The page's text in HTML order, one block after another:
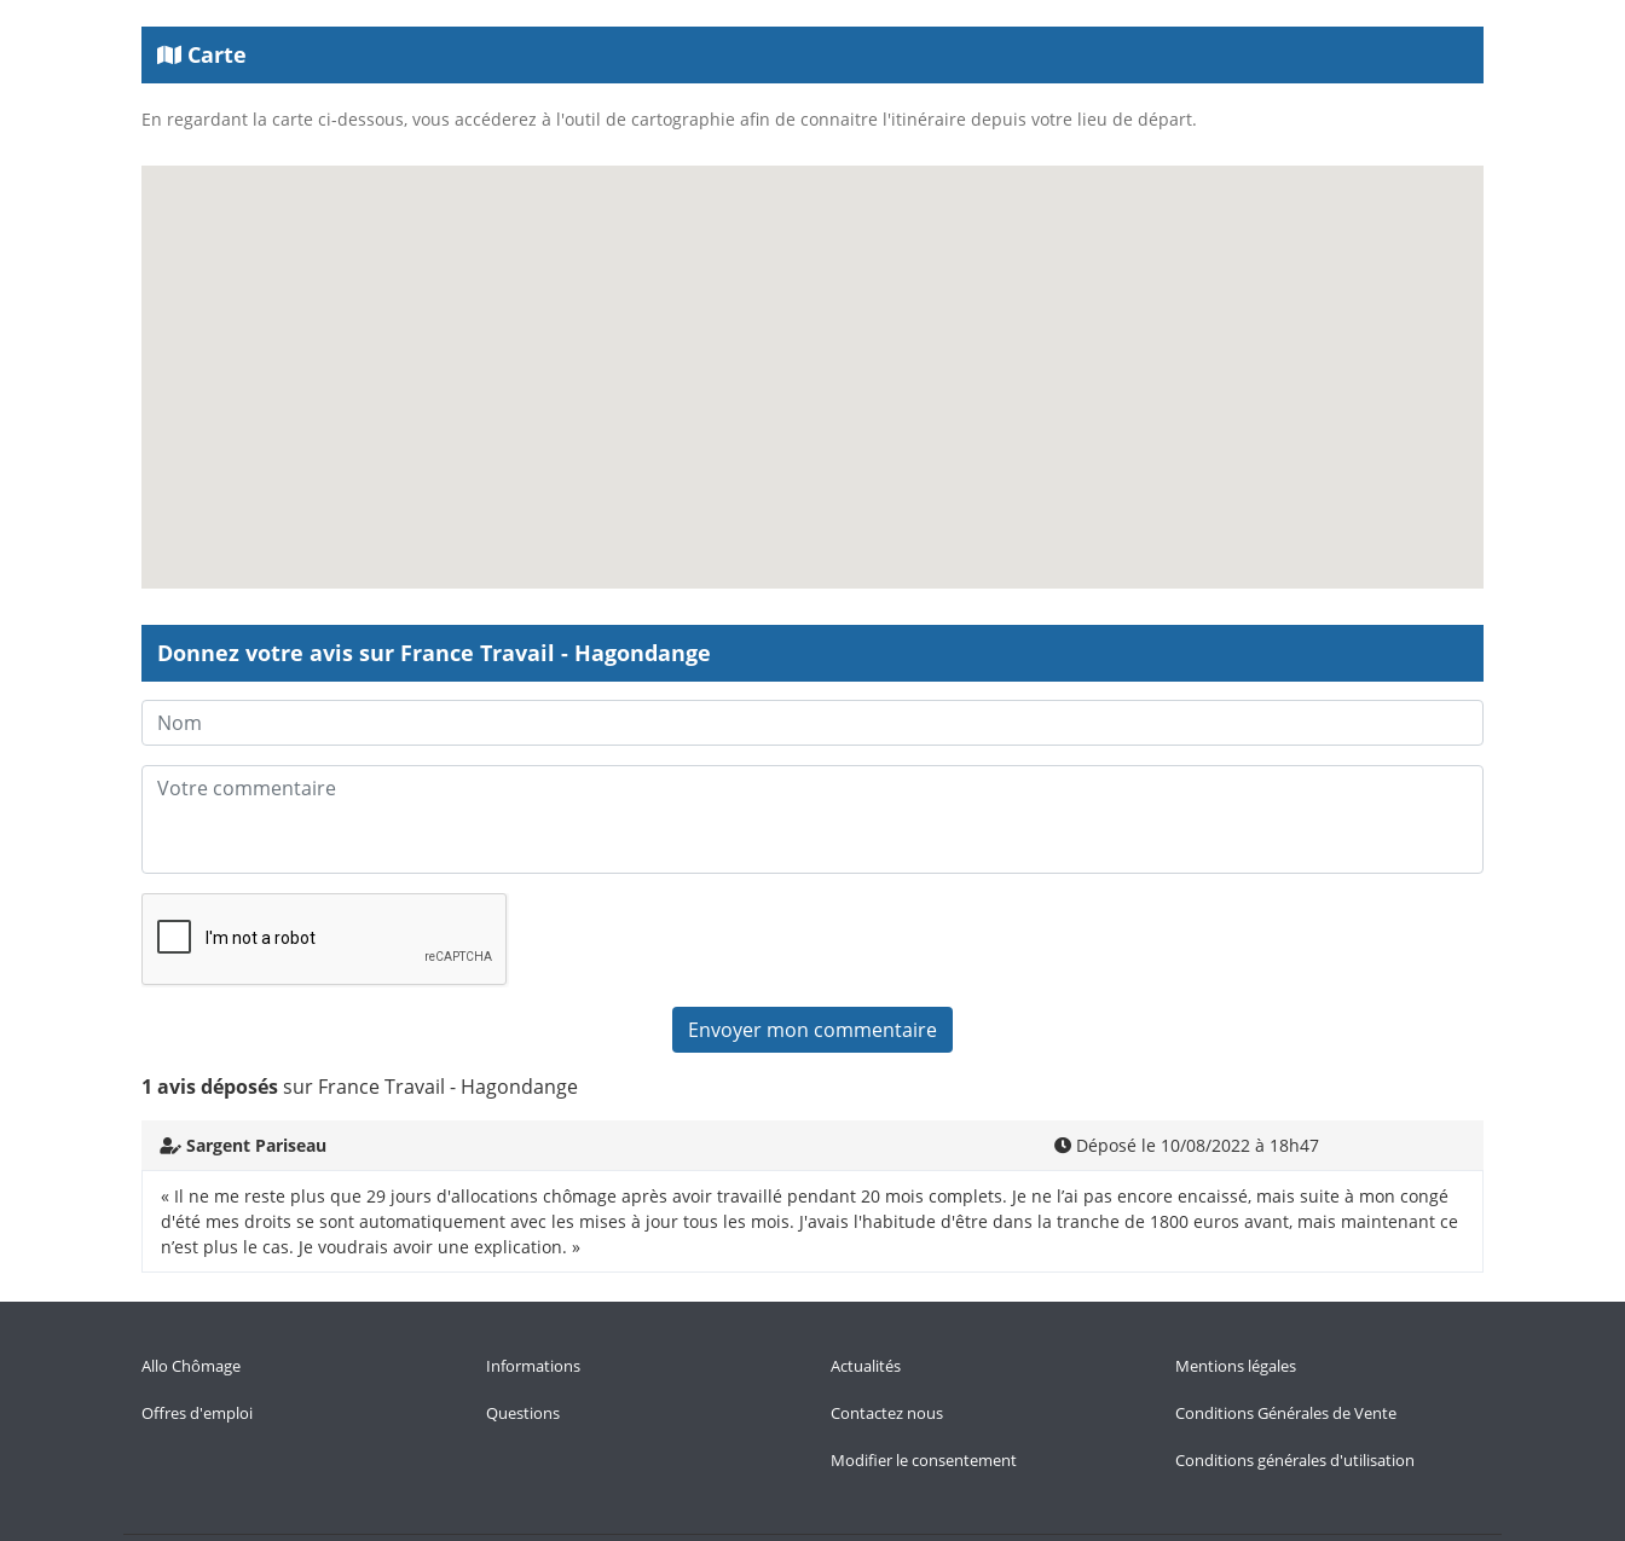
Carte
En regardant la carte ci-dessous, vous accéderez à l'outil de cartographie afin de connaitre l'itinéraire depuis votre lieu de départ.
Donnez votre avis sur France Travail - Hagondange
1 avis déposéssur France Travail - Hagondange
Sargent Pariseau Déposé le 10/08/2022 à 18h47
« Il ne me reste plus que 29 jours d'allocations chômage après avoir travaillé pendant 20 mois complets. Je ne l’ai pas encore encaissé, mais suite à mon congé
d'été mes droits se sont automatiquement avec les mises à jour tous les mois. J'avais l'habitude d'être dans la tranche de 1800 euros avant, mais maintenant ce
n’est plus le cas. Je voudrais avoir une explication. »
Allo Chômage
Offres d'emploi
Informations
Questions
Actualités
Contactez nous
Modifier le consentement
Mentions légales
Conditions Générales de Vente
Conditions générales d'utilisation